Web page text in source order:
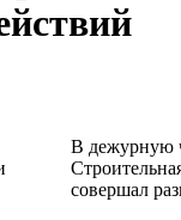
В дежурную
совершал